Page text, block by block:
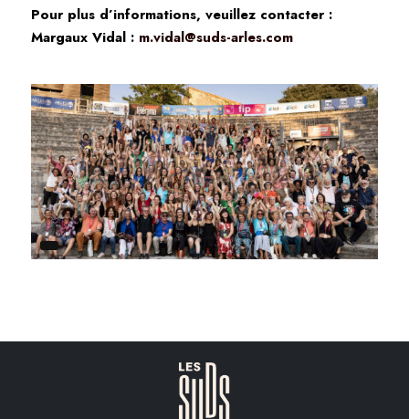
Pour plus d’informations, veuillez contacter :
Margaux Vidal : m.vidal@suds-arles.com